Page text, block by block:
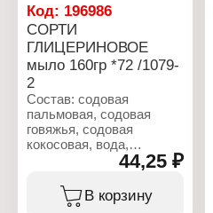
Код: 196986
СОРТИ
ГЛИЦЕРИНОВОЕ
мыло 160гр *72 /1079-
2
Состав: содовая
пальмовая, содовая
говяжья, содовая
кокосовая, вода,
глицерин, отдушка,
триэтаноламин, ПЭГ-400,
динатриевая ЭДТА,
44,25 ₽
В корзину